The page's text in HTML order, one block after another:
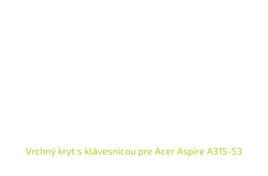
Vrchný kryt s klávesnicou pre Acer Aspire A315-53